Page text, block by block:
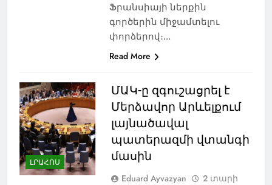
Ֆրանսիայի ներքին
գործերին միջամտելու
փորձերով։…
Read More
ԼՐԱՀՈՍ
ՄԱԿ-ը զգուշացրել է
Մերձավոր Արևելքում
լայնածավալ
պատերազմի վտանգի
մասին
Eduard Ayvazyan
2 տարի